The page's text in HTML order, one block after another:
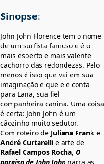
Sinopse:
John John Florence tem o nome
de um surfista famoso e é o
mais esperto e mais valente
cachorro das redondezas. Pelo
menos é isso que vai em sua
imaginação e que ele conta
para Lana, sua fiel
companheira canina. Uma coisa
é certa: John John é um
cãozinho muito sedutor.
Com roteiro de Juliana Frank e
André Curtarelli e arte de
Rafael Campos Rocha, O
paraíso de John John narra as